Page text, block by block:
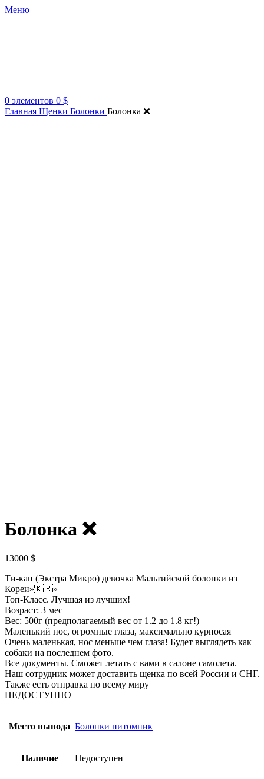
Меню
0 элементов 0 $
Главная Щенки Болонки Болонка ❌️
Болонка ❌️
13000 $
Ти-кап (Экстра Микро) девочка Мальтийской болонки из
Кореи»🇰🇷»
Топ-Класс. Лучшая из лучших!
Возраст: 3 мес
Вес: 500г (предполагаемый вес от 1.2 до 1.8 кг!)
Маленький нос, огромные глаза, максимально курносая
Очень маленькая, нос меньше чем глаза! Будет выглядеть как
собаки на последнем фото.
Все документы. Сможет летать с вами в салоне самолета.
Наш сотрудник может доставить щенка по всей России и СНГ.
Также есть отправка по всему миру
НЕДОСТУПНО
Место вывода Болонки питомник
Наличие Недоступен